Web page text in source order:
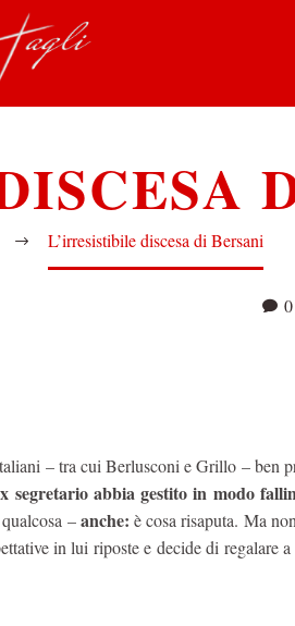
L’irresistibile discesa di Bersani
0
– tra cui Berlusconi e Grillo – ben
segretario abbia gestito in modo
–anche: è cosa risaputa. Ma
in lui riposte e decide di regalare